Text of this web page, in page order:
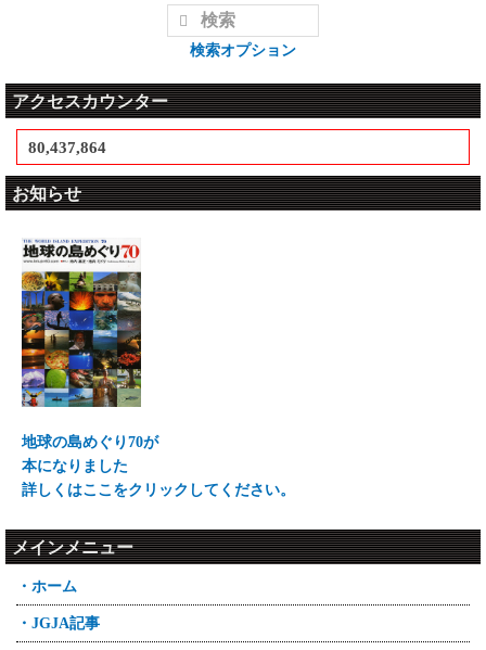
検索オプション
アクセスカウンター
80,437,864
お知らせ
地球の島めぐり70が
本になりました
詳しくはここをクリックしてください。
メインメニュー
・ホーム
・JGJA記事